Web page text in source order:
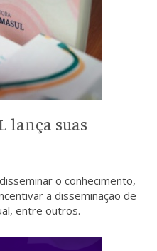
lança suas
o conhecimento,
a disseminação de
entre outros.